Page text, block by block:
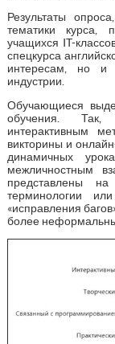
Результаты
тематики курса,
учащихся IT-
спецкурса
интересам, но и
индустрии.
Обучающиеся
обучения. Так,
интерактивным
викторины и
динамичных
межличностным
представлены
терминологии
«исправления
более